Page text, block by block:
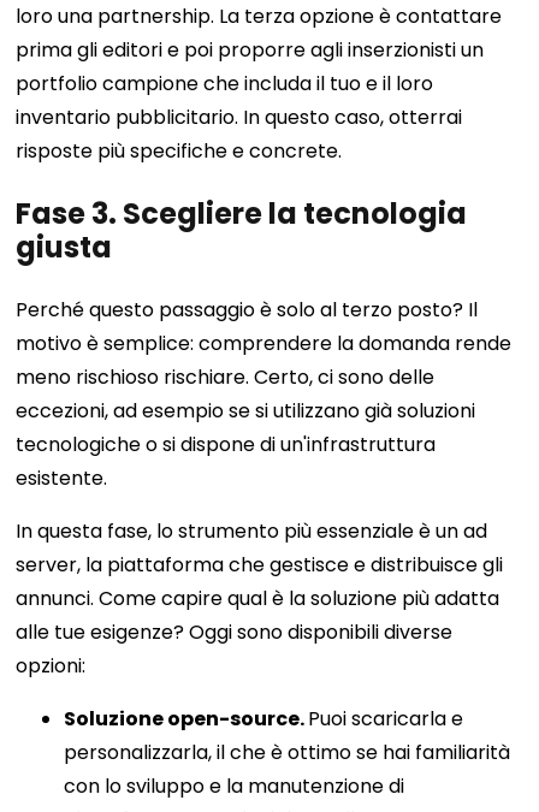
loro una partnership. La terza opzione è contattare
prima gli editori e poi proporre agli inserzionisti un
portfolio campione che includa il tuo e il loro
inventario pubblicitario. In questo caso, otterrai
risposte più specifiche e concrete.
Fase 3. Scegliere la tecnologia
giusta
Perché questo passaggio è solo al terzo posto? Il
motivo è semplice: comprendere la domanda rende
meno rischioso rischiare. Certo, ci sono delle
eccezioni, ad esempio se si utilizzano già soluzioni
tecnologiche o si dispone di un'infrastruttura
esistente.
In questa fase, lo strumento più essenziale è un ad
server, la piattaforma che gestisce e distribuisce gli
annunci. Come capire qual è la soluzione più adatta
alle tue esigenze? Oggi sono disponibili diverse
opzioni:
Soluzione open-source.Puoi scaricarla e
personalizzarla, il che è ottimo se hai familiarità
con lo sviluppo e la manutenzione di